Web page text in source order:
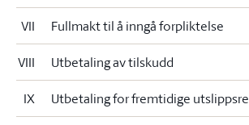
VII Fullmakt til å inngå forpliktelse
VIII Utbetaling av tilskudd
IX Utbetaling for fremtidige